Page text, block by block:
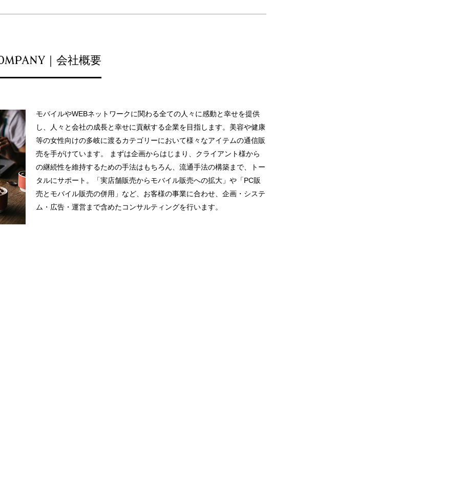
｜会社概要
モバイルやWEBネットワークに関わる全ての人々に感動と幸せを提供
し、人々と会社の成長と幸せに貢献する企業を目指します。美容や健康
等の女性向けの多岐に渡るカテゴリーにおいて様々なアイテムの通信販
売を手がけています。 まずは企画からはじまり、クライアント様から
の継続性を維持するための手法はもちろん、流通手法の構築まで、トー
タルにサポート。「実店舗販売からモバイル販売への拡大」や「PC販
売とモバイル販売の併用」など、お客様の事業に合わせ、企画・システ
ム・広告・運営まで含めたコンサルティングを行います。